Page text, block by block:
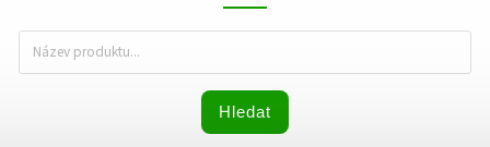
Hledat